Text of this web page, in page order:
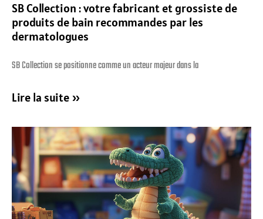
SB Collection : votre fabricant et grossiste de
produits de bain recommandes par les
dermatologues
SB Collection se positionne comme un acteur majeur dans la
Lire la suite »